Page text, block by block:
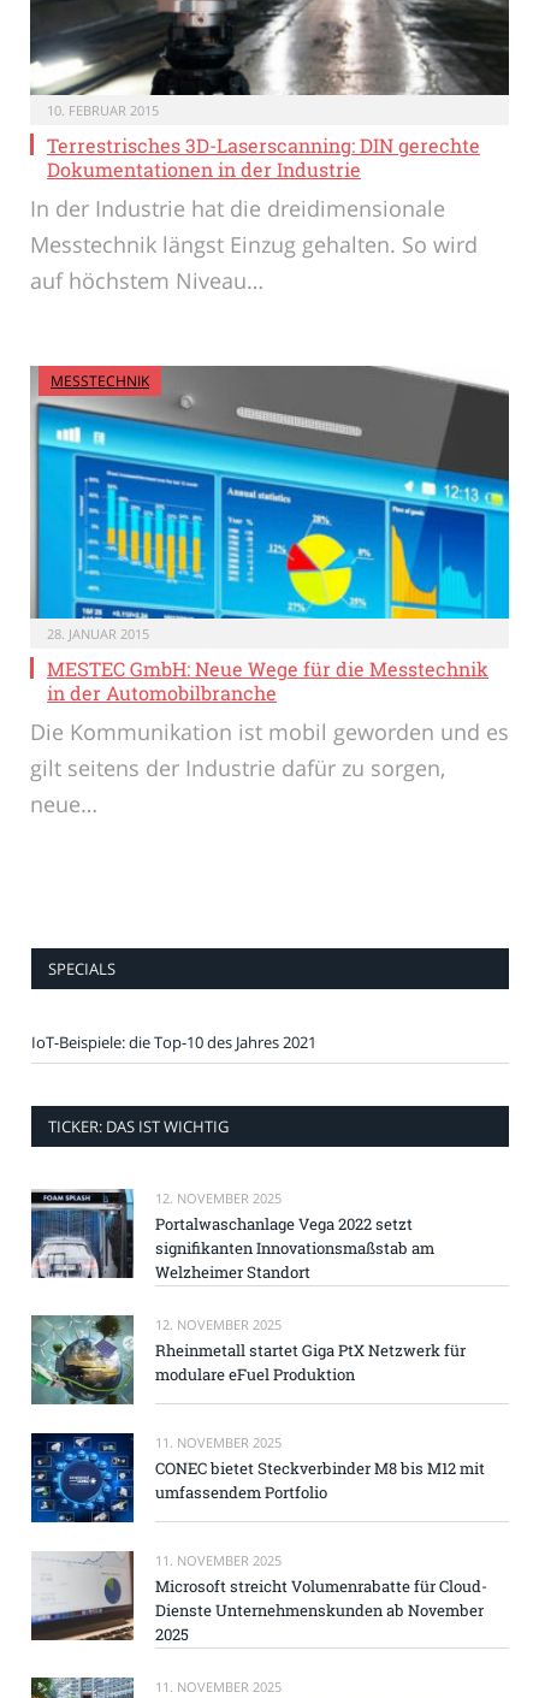
10. FEBRUAR 2015
Terrestrisches 3D-Laserscanning: DIN gerechte
Dokumentationen in der Industrie
In der Industrie hat die dreidimensionale
Messtechnik längst Einzug gehalten. So wird
auf höchstem Niveau…
MESSTECHNIK
28. JANUAR 2015
MESTEC GmbH: Neue Wege für die Messtechnik
in der Automobilbranche
Die Kommunikation ist mobil geworden und es
gilt seitens der Industrie dafür zu sorgen,
neue…
SPECIALS
IoT-Beispiele: die Top-10 des Jahres 2021
TICKER: DAS IST WICHTIG
12. NOVEMBER 2025
Portalwaschanlage Vega 2022 setzt
signifikanten Innovationsmaßstab am
Welzheimer Standort
12. NOVEMBER 2025
Rheinmetall startet Giga PtX Netzwerk für
modulare eFuel Produktion
11. NOVEMBER 2025
CONEC bietet Steckverbinder M8 bis M12 mit
umfassendem Portfolio
11. NOVEMBER 2025
Microsoft streicht Volumenrabatte für Cloud-
Dienste Unternehmenskunden ab November
2025
11. NOVEMBER 2025